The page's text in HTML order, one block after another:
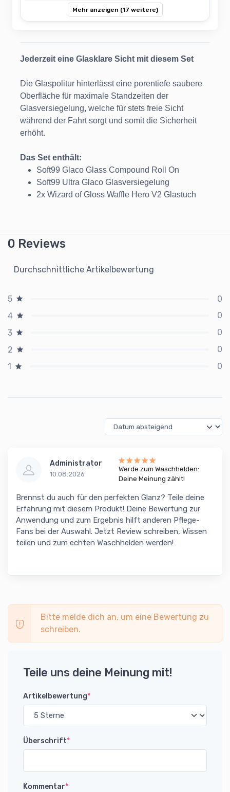
Mehr anzeigen (17 weitere)
Jederzeit eine Glasklare Sicht mit diesem Set
Die Glaspolitur hinterlässt eine porentiefe saubere
Oberfläche für maximale Standzeiten der
Glasversiegelung, welche für stets freie Sicht
während der Fahrt sorgt und somit die Sicherheit
erhöht.
Das Set enthält:
Soft99 Glaco Glass Compound Roll On
Soft99 Ultra Glaco Glasversiegelung
2x Wizard of Gloss Waffle Hero V2 Glastuch
0 Reviews
Durchschnittliche Artikelbewertung
5
0
4
0
3
0
2
0
1
0
Administrator
10.08.2026
Werde zum Waschhelden:
Deine Meinung zählt!
Brennst du auch für den perfekten Glanz? Teile deine
Erfahrung mit diesem Produkt! Deine Bewertung zur
Anwendung und zum Ergebnis hilft anderen Pflege-
Fans bei der Auswahl. Jetzt Review schreiben, Wissen
teilen und zum echten Waschhelden werden!
Bitte melde dich an, um eine Bewertung zu
schreiben.
Teile uns deine Meinung mit!
Artikelbewertung*
Überschrift*
Kommentar*